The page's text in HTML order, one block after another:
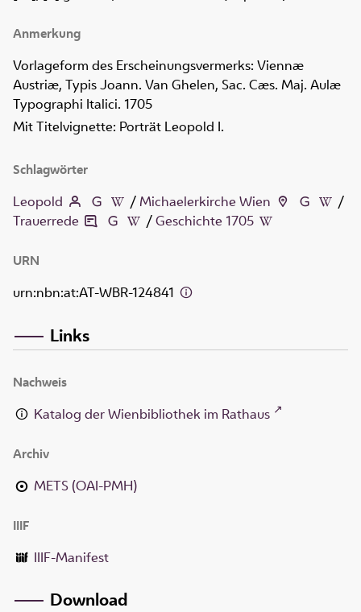
Anmerkung
Vorlageform des Erscheinungsvermerks: Viennæ
Austriæ, Typis Joann. Van Ghelen, Sac. Cæs. Maj. Aulæ
Typographi Italici. 1705
Mit Titelvignette: Porträt Leopold I.
Schlagwörter
Leopold / Michaelerkirche Wien
/
Trauerrede
/Geschichte 1705
URN
urn:nbn:at:AT-WBR-124841
Links
Nachweis
Katalog der Wienbibliothek im Rathaus
Archiv
METS (OAI-PMH)
IIIF
IIIF-Manifest
Download